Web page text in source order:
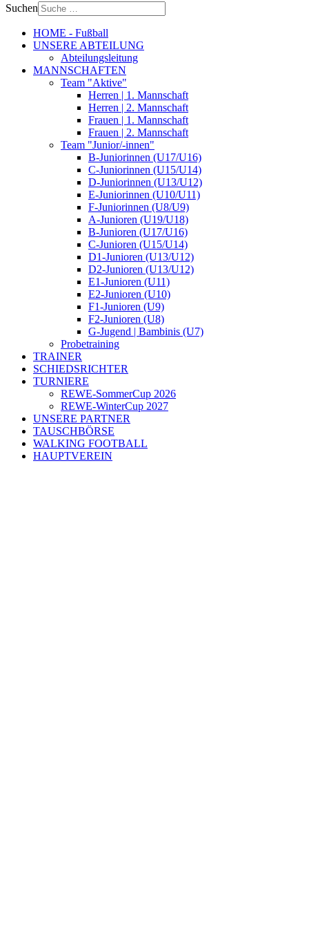
Suchen
HOME - Fußball
UNSERE ABTEILUNG
Abteilungsleitung
MANNSCHAFTEN
Team "Aktive"
Herren | 1. Mannschaft
Herren | 2. Mannschaft
Frauen | 1. Mannschaft
Frauen | 2. Mannschaft
Team "Junior/-innen"
B-Juniorinnen (U17/U16)
C-Juniorinnen (U15/U14)
D-Juniorinnen (U13/U12)
E-Juniorinnen (U10/U11)
F-Juniorinnen (U8/U9)
A-Junioren (U19/U18)
B-Junioren (U17/U16)
C-Junioren (U15/U14)
D1-Junioren (U13/U12)
D2-Junioren (U13/U12)
E1-Junioren (U11)
E2-Junioren (U10)
F1-Junioren (U9)
F2-Junioren (U8)
G-Jugend | Bambinis (U7)
Probetraining
TRAINER
SCHIEDSRICHTER
TURNIERE
REWE-SommerCup 2026
REWE-WinterCup 2027
UNSERE PARTNER
TAUSCHBÖRSE
WALKING FOOTBALL
HAUPTVEREIN